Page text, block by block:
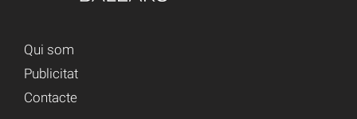
Qui som
Publicitat
Contacte